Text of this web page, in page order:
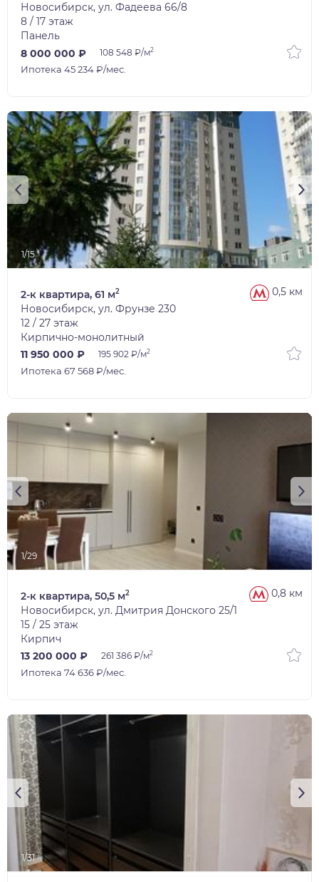
Новосибирск, ул. Фадеева 66/8
8 / 17 этаж
Панель
8 000 000 ₽
108 548 ₽/м2
Ипотека 45 234 ₽/мес.
1/15
0,5 км
2-к квартира, 61 м2
Новосибирск, ул. Фрунзе 230
12 / 27 этаж
Кирпично-монолитный
11 950 000 ₽
195 902 ₽/м2
Ипотека 67 568 ₽/мес.
1/29
0,8 км
2-к квартира, 50,5 м2
Новосибирск, ул. Дмитрия Донского 25/1
15 / 25 этаж
Кирпич
13 200 000 ₽
261 386 ₽/м2
Ипотека 74 636 ₽/мес.
1/31